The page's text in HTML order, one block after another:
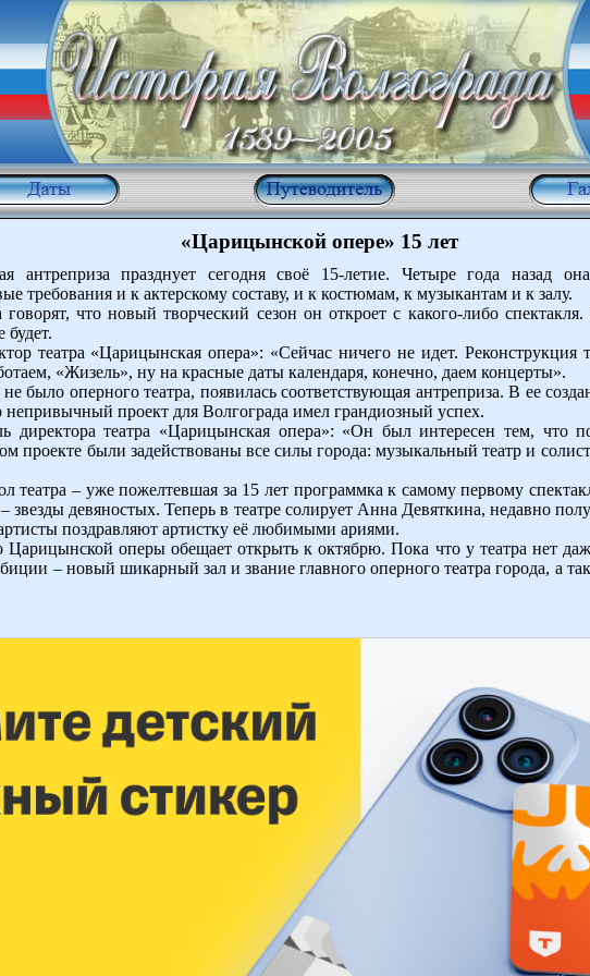
«Царицынской опере» 15 лет
антреприза празднует сегодня своё 15-летие. Четыре года назад
требования и к актерскому составу, и к костюмам, к музыкантам и к залу.
что новый творческий сезон он откроет с какого-либо
будет.
театра «Царицынская опера»: «Сейчас ничего не идет. Реконструкция
«Жизель», ну на красные даты календаря, конечно, даем концерты».
не было оперного театра, появилась соответствующая антреприза. В ее
проект для Волгограда имел грандиозный успех.
директора театра «Царицынская опера»: «Он был интересен тем, что
проекте были задействованы все силы города: музыкальный театр и
театра – уже пожелтевшая за 15 лет программка к самому первому
звезды девяностых. Теперь в театре солирует Анна Девяткина, недавно
поздравляют артистку её любимыми ариями.
Царицынской оперы обещает открыть к октябрю. Пока что у театра нет
– новый шикарный зал и звание главного оперного театра города, а